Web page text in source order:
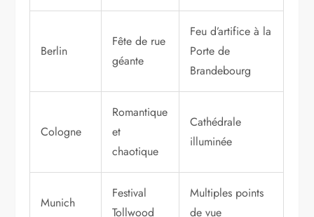
Berlin
Fête de rue
géante
Feu d’artifice à la
Porte de
Brandebourg
Cologne
Romantique
et
chaotique
Cathédrale
illuminée
Munich
Festival
Tollwood
Multiples points
de vue